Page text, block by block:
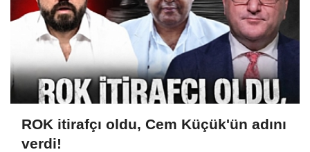
ROK itirafçı oldu, Cem Küçük'ün adını
verdi!